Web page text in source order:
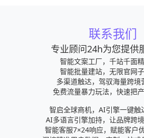
联系我们
专业顾问24h为您提供
智能文案工厂，千站千面
智能批量建站，无限官网
多渠道触达，驾驭海量跨境
免费流量暴力玩法，快速把
智启全球商机，AI引擎一键触
AI多语言引擎加持，让品牌跨
智能客服7×24响应，赋能客户